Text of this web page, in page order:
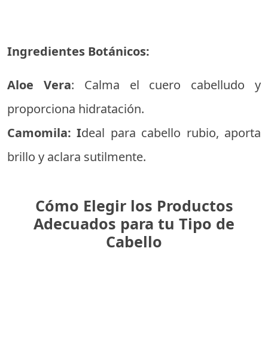
Ingredientes Botánicos:
Aloe Vera: Calma el cuero cabelludo y
proporciona hidratación.
Camomila: Ideal para cabello rubio, aporta
brillo y aclara sutilmente.
Cómo Elegir los Productos
Adecuados para tu Tipo de
Cabello